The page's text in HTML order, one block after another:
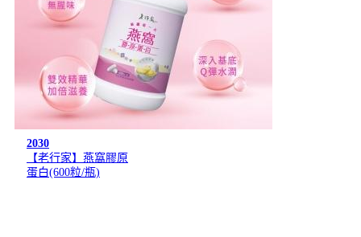
2030
【老行家】燕窩膠原
蛋白(600粒/瓶)